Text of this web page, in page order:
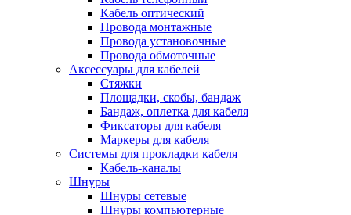
Кабель оптический
Провода монтажные
Провода установочные
Провода обмоточные
Аксессуары для кабелей
Стяжки
Площадки, скобы, бандаж
Бандаж, оплетка для кабеля
Фиксаторы для кабеля
Маркеры для кабеля
Системы для прокладки кабеля
Кабель-каналы
Шнуры
Шнуры сетевые
Шнуры компьютерные